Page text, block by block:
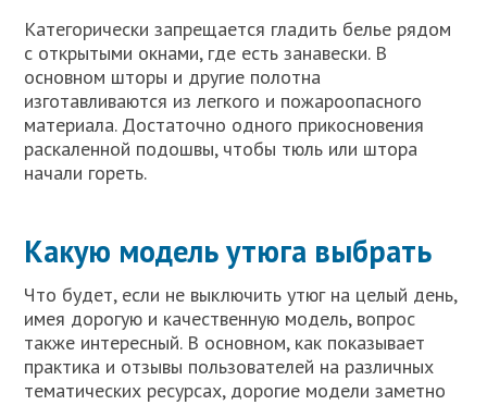
Категорически запрещается гладить белье рядом
с открытыми окнами, где есть занавески. В
основном шторы и другие полотна
изготавливаются из легкого и пожароопасного
материала. Достаточно одного прикосновения
раскаленной подошвы, чтобы тюль или штора
начали гореть.
Какую модель утюга выбрать
Что будет, если не выключить утюг на целый день,
имея дорогую и качественную модель, вопрос
также интересный. В основном, как показывает
практика и отзывы пользователей на различных
тематических ресурсах, дорогие модели заметно